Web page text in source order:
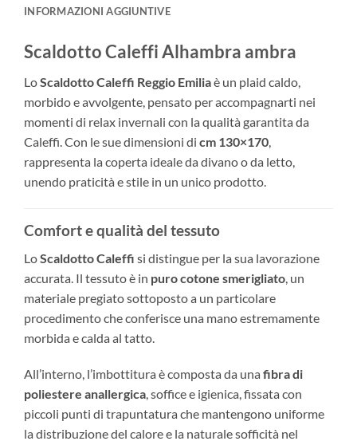
INFORMAZIONI AGGIUNTIVE
Scaldotto Caleffi Alhambra ambra
LoScaldotto Caleffi Reggio Emiliaè un plaid caldo,
morbido e avvolgente, pensato per accompagnarti nei
momenti di relax invernali con la qualità garantita da
Caleffi. Con le sue dimensioni di cm 130×170,
rappresenta la coperta ideale da divano o da letto,
unendo praticità e stile in un unico prodotto.
Comfort e qualità del tessuto
LoScaldotto Caleffi si distingue per la sua lavorazione
accurata. Il tessuto è in puro cotone smerigliato , un
materiale pregiato sottoposto a un particolare
procedimento che conferisce una mano estremamente
morbida e calda al tatto.
All’interno, l’imbottitura è composta da una fibra di
poliestere anallergica, soffice e igienica, fissata con
piccoli punti di trapuntatura che mantengono uniforme
la distribuzione del calore e la naturale sofficità nel